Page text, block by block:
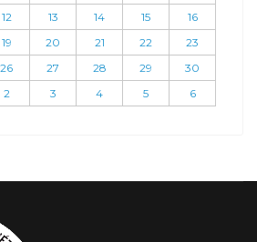
12 13 14 15
16
19 20 21 22
23
26 27 28 29
30
2 3 4 5 6